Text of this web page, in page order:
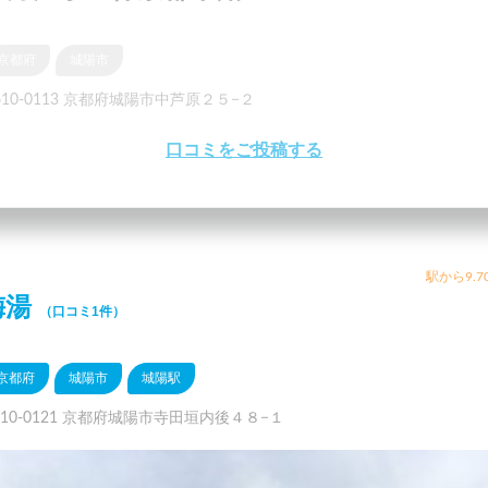
0113 京都府城陽市中芦原２５−２
口コミをご投稿する
駅から
湯 （口コミ1件）
都府 城陽市 城陽駅
0121 京都府城陽市寺田垣内後４８−１